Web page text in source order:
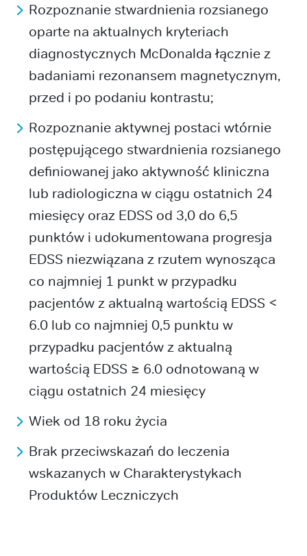
Rozpoznanie stwardnienia rozsianego
oparte na aktualnych kryteriach
diagnostycznych McDonalda łącznie z
badaniami rezonansem magnetycznym,
przed i po podaniu kontrastu;
Rozpoznanie aktywnej postaci wtórnie
postępującego stwardnienia rozsianego
definiowanej jako aktywność kliniczna
lub radiologiczna w ciągu ostatnich 24
miesięcy oraz EDSS od 3,0 do 6,5
punktów i udokumentowana progresja
EDSS niezwiązana z rzutem wynosząca
co najmniej 1 punkt w przypadku
pacjentów z aktualną wartością EDSS <
6.0 lub co najmniej 0,5 punktu w
przypadku pacjentów z aktualną
wartością EDSS ≥ 6.0 odnotowaną w
ciągu ostatnich 24 miesięcy
Wiek od 18 roku życia
Brak przeciwskazań do leczenia
wskazanych w Charakterystykach
Produktów Leczniczych